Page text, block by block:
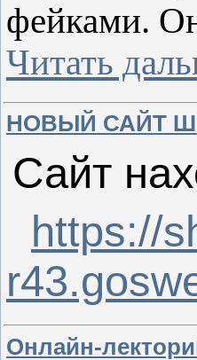
фейками.
Читать
НОВЫЙ САЙТ
Сайт
https://
Онлайн-